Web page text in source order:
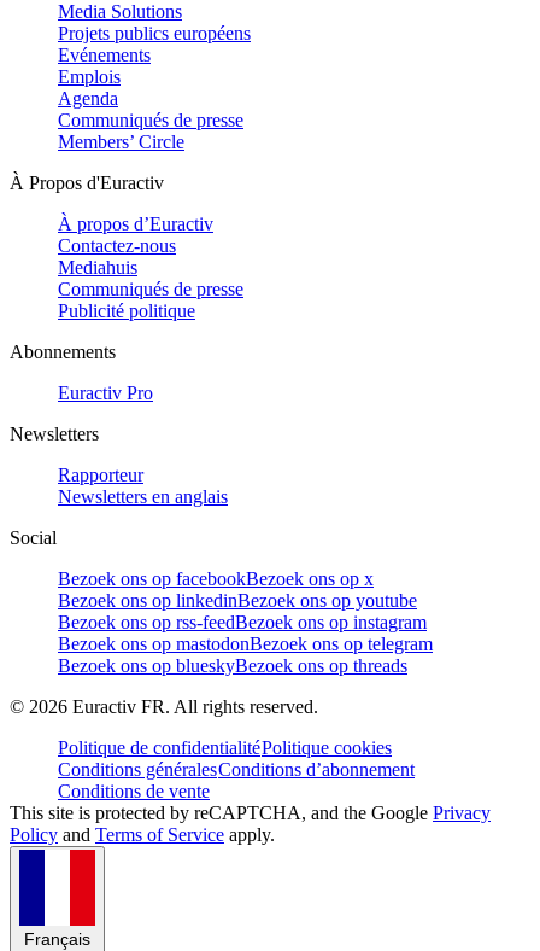
Media Solutions
Projets publics européens
Evénements
Emplois
Agenda
Communiqués de presse
Members’ Circle
À Propos d'Euractiv
À propos d’Euractiv
Contactez-nous
Mediahuis
Communiqués de presse
Publicité politique
Abonnements
Euractiv Pro
Newsletters
Rapporteur
Newsletters en anglais
Social
Bezoek ons op facebookBezoek ons op x
Bezoek ons op linkedinBezoek ons op youtube
Bezoek ons op rss-feedBezoek ons op instagram
Bezoek ons op mastodonBezoek ons op telegram
Bezoek ons op blueskyBezoek ons op threads
© 2026 Euractiv FR. All rights reserved.
Politique de confidentialitéPolitique cookies
Conditions généralesConditions d’abonnement
Conditions de vente
This site is protected by reCAPTCHA, and the Google Privacy
Policy and Terms of Service apply.
Français